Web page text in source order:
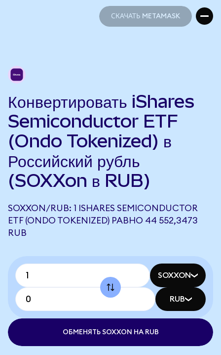
СКАЧАТЬ METAMASK
Конвертировать iShares
Semiconductor ETF
(Ondo Tokenized) в
Российский рубль
(SOXXon в RUB)
SOXXON/RUB: 1 ISHARES SEMICONDUCTOR
ETF (ONDO TOKENIZED) РАВНО 44 552,3473
RUB
SOXXON
RUB
ОБМЕНЯТЬ SOXXON НА RUB